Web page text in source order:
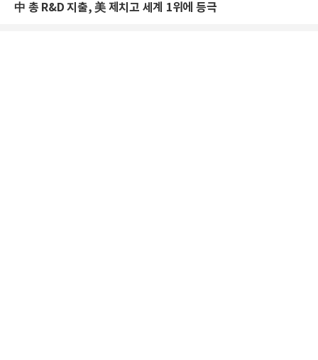
中 총 R&D 지출, 美 제치고 세계 1위에 등극